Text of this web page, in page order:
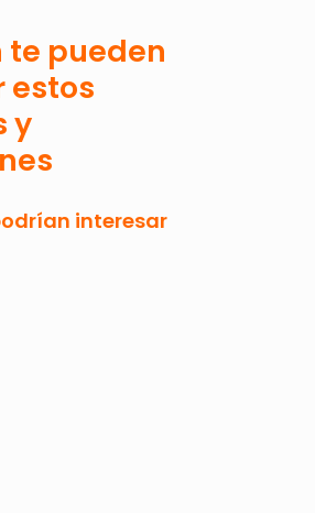
te pueden
estos
y
interesar